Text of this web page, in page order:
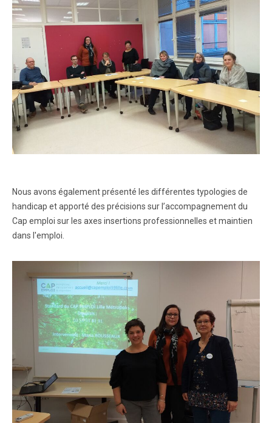
Nous avons également présenté les différentes typologies de
handicap et apporté des précisions sur l’accompagnement du
Cap emploi sur les axes insertions professionnelles et maintien
dans l'emploi.